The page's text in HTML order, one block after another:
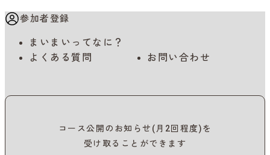
参加者登録
まいまいってなに？
よくある質問
お問い合わせ
コース公開のお知らせ(月2回程度)を
受け取ることができます